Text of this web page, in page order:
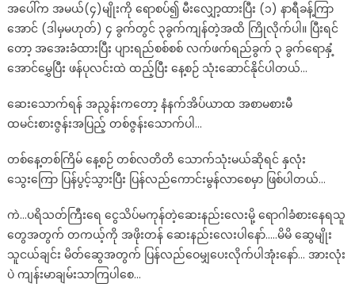
အပေါ်က အမယ်(၄)မျိုးကို ရောစပ်၍ မီးလျှော့ထားပြီး (၁) နာရီခန့်ကြာ
အောင် (ဒါမှမဟုတ်) ၄ ခွက်တွင် ၃ခွက်ကျန်တဲ့အထိ ကြိုလိုက်ပါ။ ပြီးရင်
တော့ အအေးခံထားပြီး ပျားရည်စစ်စစ် လက်ဖက်ရည်ခွက် ၃ ခွက်ရောနှံ့
အောင်မွှေပြီး ဖန်ပုလင်းထဲ ထည့်ပြီး နေ့စဉ် သုံးဆောင်နိုင်ပါတယ်…
ဆေးသောက်ရန် အညွန်းကတော့ နံနက်အိပ်ယာထ အစာမစားမီ
ထမင်းစားဇွန်းအပြည့် တစ်ဇွန်းသောက်ပါ…
တစ်နေ့တစ်ကြိမ် နေ့စဉ် တစ်လတိတိ သောက်သုံးမယ်ဆိုရင် နှလုံး
သွေးကြော ပြန်ပွင့်သွားပြီး ပြန်လည်ကောင်းမွန်လာစေမှာ ဖြစ်ပါတယ်…
ကဲ…ပရိသတ်ကြီးရေ ငွေသိပ်မကုန်တဲ့ဆေးနည်းလေးမို့ ရောဂါခံစားနေရသူ
တွေအတွက် တကယ့်ကို အဖိုးတန် ဆေးနည်းလေးပါနော်…..မိမိ ဆွေမျိုး
သူငယ်ချင်း မိတ်ဆွေအတွက် ပြန်လည်ဝေမျှပေးလိုက်ပါအုံးနော်… အားလုံး
ပဲ ကျန်းမာချမ်းသာကြပါစေ…